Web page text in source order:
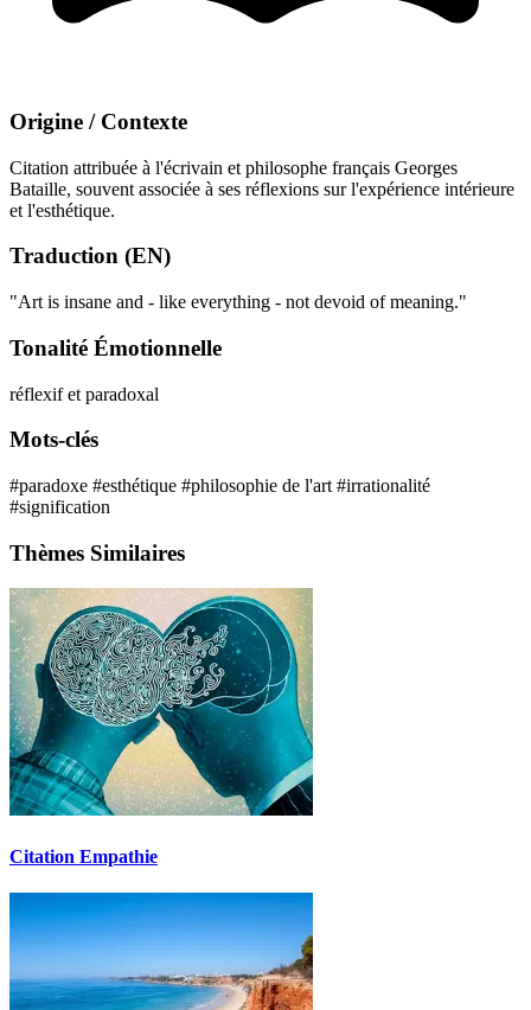
Origine / Contexte
Citation attribuée à l'écrivain et philosophe français Georges
Bataille, souvent associée à ses réflexions sur l'expérience intérieure
et l'esthétique.
Traduction (EN)
"Art is insane and - like everything - not devoid of meaning."
Tonalité Émotionnelle
réflexif et paradoxal
Mots-clés
#paradoxe #esthétique #philosophie de l'art #irrationalité
#signification
Thèmes Similaires
Citation Empathie